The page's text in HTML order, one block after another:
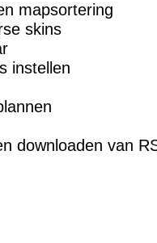
mapsortering
skins
instellen
downloaden van